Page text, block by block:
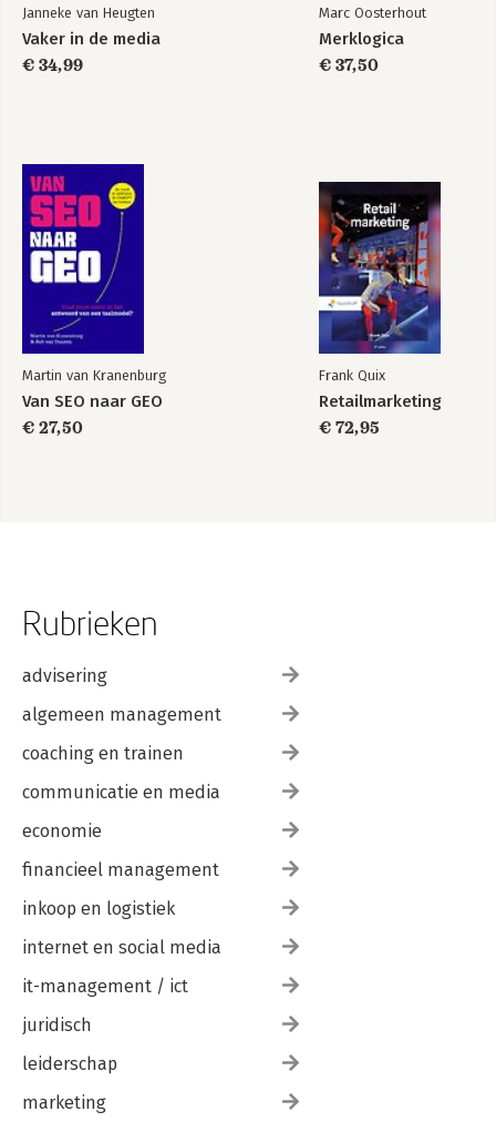
Janneke van Heugten
Vaker in de media
€ 34,99
Marc Oosterhout
Merklogica
€ 37,50
Martin van Kranenburg
Van SEO naar GEO
€ 27,50
Frank Quix
Retailmarketing
€ 72,95
Rubrieken
advisering
algemeen management
coaching en trainen
communicatie en media
economie
financieel management
inkoop en logistiek
internet en social media
it-management / ict
juridisch
leiderschap
marketing